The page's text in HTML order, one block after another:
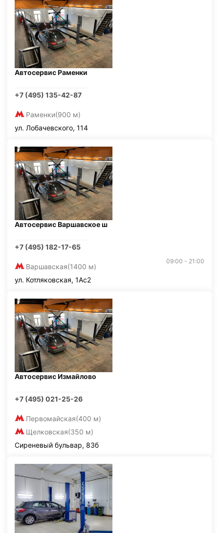
Автосервис Раменки
+7 (495) 135-42-87
Раменки(900 м)
ул. Лобачевского, 114
Автосервис Варшавское ш
+7 (495) 182-17-65
Варшавская(1400 м)
09:00 - 21:00
ул. Котляковская, 1Ас2
Автосервис Измайлово
+7 (495) 021-25-26
Первомайская(400 м)
Щелковская(350 м)
Сиреневый бульвар, 83б